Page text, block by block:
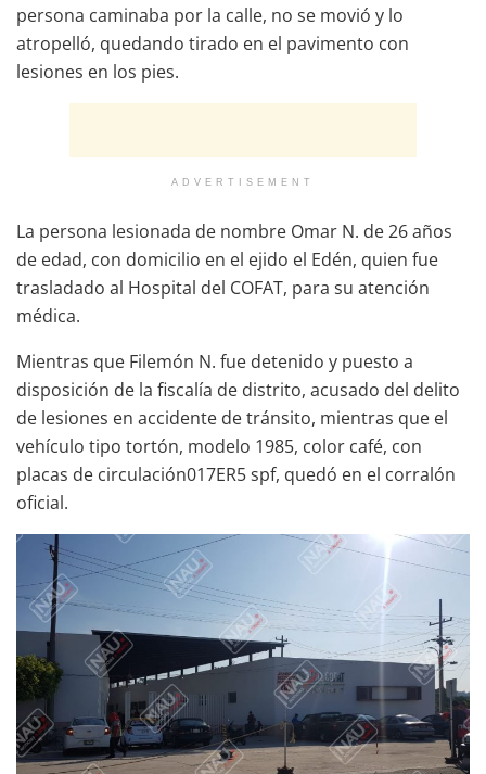
persona caminaba por la calle, no se movió y lo
atropelló, quedando tirado en el pavimento con
lesiones en los pies.
ADVERTISEMENT
La persona lesionada de nombre Omar N. de 26 años
de edad, con domicilio en el ejido el Edén, quien fue
trasladado al Hospital del COFAT, para su atención
médica.
Mientras que Filemón N. fue detenido y puesto a
disposición de la fiscalía de distrito, acusado del delito
de lesiones en accidente de tránsito, mientras que el
vehículo tipo tortón, modelo 1985, color café, con
placas de circulación017ER5 spf, quedó en el corralón
oficial.